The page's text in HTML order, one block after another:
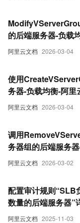
阿里云文档 2026-03-04
的后端服务器-负载
阿里云文档 2026-03-04
使用
务器-负载均衡-阿里
阿里云文档 2026-03-02
调用
务器组的后端服务
阿里云文档 2025-11-03
配置审计规则“SLB
数量的后端服务器”